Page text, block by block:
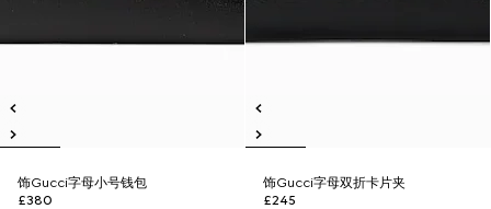
饰Gucci字母小号钱包
£380
饰Gucci字母双折卡片夹
£245